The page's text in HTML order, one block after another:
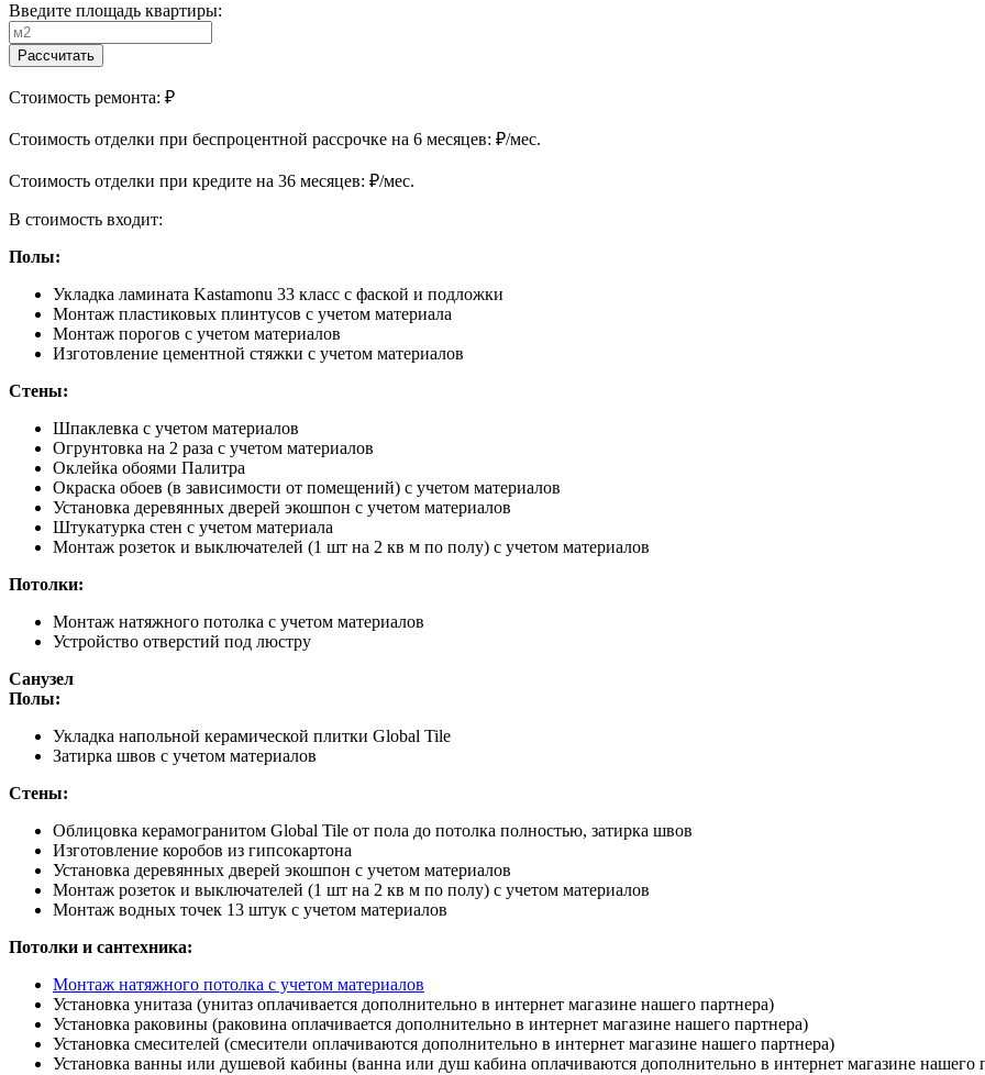
Введите площадь квартиры:
Рассчитать
Стоимость ремонта: ₽
Cтоимость отделки при беспроцентной рассрочке на 6 месяцев: ₽/мес.
Cтоимость отделки при кредите на 36 месяцев: ₽/мес.
В стоимость входит:
Полы:
Укладка ламината Kastamonu 33 класс с фаской и подложки
Монтаж пластиковых плинтусов с учетом материала
Монтаж порогов с учетом материалов
Изготовление цементной стяжки с учетом материалов
Стены:
Шпаклевка с учетом материалов
Огрунтовка на 2 раза с учетом материалов
Оклейка обоями Палитра
Окраска обоев (в зависимости от помещений) с учетом материалов
Установка деревянных дверей экошпон с учетом материалов
Штукатурка стен с учетом материала
Монтаж розеток и выключателей (1 шт на 2 кв м по полу) с учетом материалов
Потолки:
Монтаж натяжного потолка с учетом материалов
Устройство отверстий под люстру
Санузел
Полы:
Укладка напольной керамической плитки Global Tile
Затирка швов с учетом материалов
Стены:
Облицовка керамогранитом Global Tile от пола до потолка полностью, затирка швов
Изготовление коробов из гипсокартона
Установка деревянных дверей экошпон с учетом материалов
Монтаж розеток и выключателей (1 шт на 2 кв м по полу) с учетом материалов
Монтаж водных точек 13 штук с учетом материалов
Потолки и сантехника:
Монтаж натяжного потолка с учетом материалов
Установка унитаза (унитаз оплачивается дополнительно в интернет магазине нашего партнера)
Установка раковины (раковина оплачивается дополнительно в интернет магазине нашего партнера)
Установка смесителей (смесители оплачиваются дополнительно в интернет магазине нашего партнера)
Установка ванны или душевой кабины (ванна или душ кабина оплачиваются дополнительно в интернет магазине нашего